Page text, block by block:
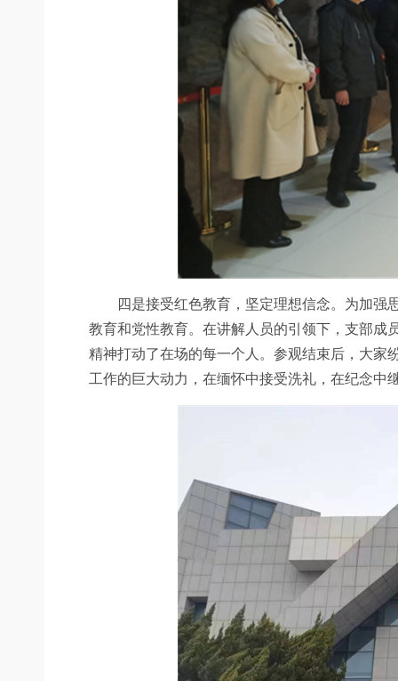
四是接受红色教育，坚定理想信念。为加强思
教育和党性教育。在讲解人员的引领下，支部成
精神打动了在场的每一个人。参观结束后，大家
工作的巨大动力，在缅怀中接受洗礼，在纪念中